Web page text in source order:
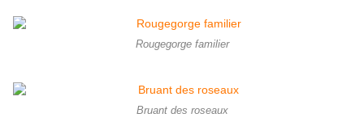
Rougegorge familier
Bruant des roseaux